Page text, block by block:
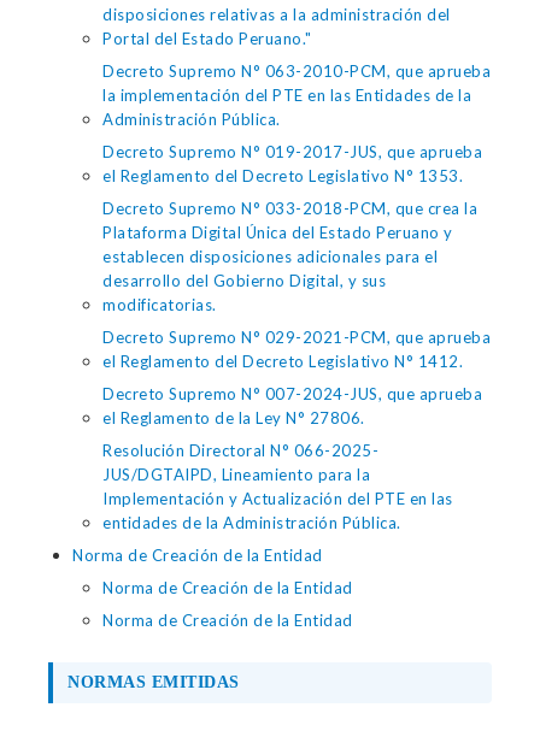
disposiciones relativas a la administración del
Portal del Estado Peruano."
Decreto Supremo N° 063-2010-PCM, que aprueba
la implementación del PTE en las Entidades de la
Administración Pública.
Decreto Supremo N° 019-2017-JUS, que aprueba
el Reglamento del Decreto Legislativo N° 1353.
Decreto Supremo N° 033-2018-PCM, que crea la
Plataforma Digital Única del Estado Peruano y
establecen disposiciones adicionales para el
desarrollo del Gobierno Digital, y sus
modificatorias.
Decreto Supremo N° 029-2021-PCM, que aprueba
el Reglamento del Decreto Legislativo N° 1412.
Decreto Supremo N° 007-2024-JUS, que aprueba
el Reglamento de la Ley N° 27806.
Resolución Directoral N° 066-2025-
JUS/DGTAIPD, Lineamiento para la
Implementación y Actualización del PTE en las
entidades de la Administración Pública.
Norma de Creación de la Entidad
Norma de Creación de la Entidad
Norma de Creación de la Entidad
NORMAS EMITIDAS